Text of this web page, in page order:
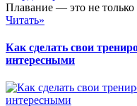
Плавание — это не только
Читать»
Как сделать свои
интересными